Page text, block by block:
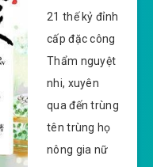
21 thế kỷ đỉnh
cấp đặc công
Thẩm nguyệt
nhi, xuyên
qua đến trùng
tên trùng họ
nông gia nữ